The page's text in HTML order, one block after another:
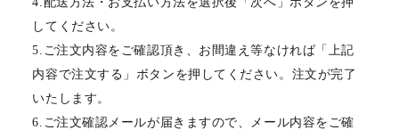
してください。
5.ご注文内容をご確認頂き、お間違え等なければ「上記
内容で注文する」ボタンを押してください。注文が完了
いたします。
6.ご注文確認メールが届きますので、メール内容をご確